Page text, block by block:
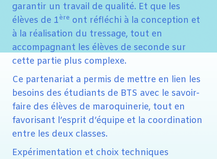
garantir un travail de qualité. Et que les
élèves de 1ère ont réfléchi à la conception et
à la réalisation du tressage, tout en
accompagnant les élèves de seconde sur
cette partie plus complexe.
Ce partenariat a permis de mettre en lien les
besoins des étudiants de BTS avec le savoir-
faire des élèves de maroquinerie, tout en
favorisant l’esprit d’équipe et la coordination
entre les deux classes.
Expérimentation et choix techniques